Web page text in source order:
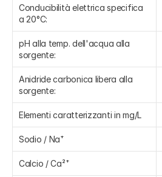
Conducibilità elettrica specifica
a 20°C:
pH alla temp. dell'acqua alla
sorgente:
Anidride carbonica libera alla
sorgente:
Elementi caratterizzanti in mg/L
Sodio / Na⁺
Calcio / Ca²⁺